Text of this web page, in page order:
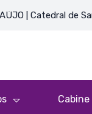
Catedral de Sant’Ana
Cabine